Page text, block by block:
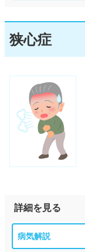
狭心症
詳細を見る
病気解説